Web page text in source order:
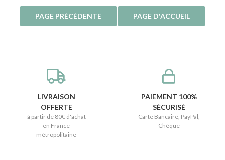
LIVRAISON
OFFERTE
à partir de 80€ d'achat
en France
métropolitaine
PAIEMENT 100%
SÉCURISÉ
Carte Bancaire, PayPal,
Chèque